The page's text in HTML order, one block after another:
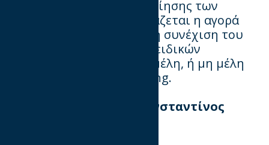
εκπαίδευσης και πιστοποίησης των
επαγγελματιών που χρειάζεται η αγορά
μας. Αρχικά σχεδιάζεται η συνέχιση του
DIMAQ και η δημιουργία ειδικών
σεμιναρίων για εταιρίες μέλη, ή μη μέλη
με θέματα Digital Marketing.
Επικεφαλής είναι ο Κωνσταντίνος